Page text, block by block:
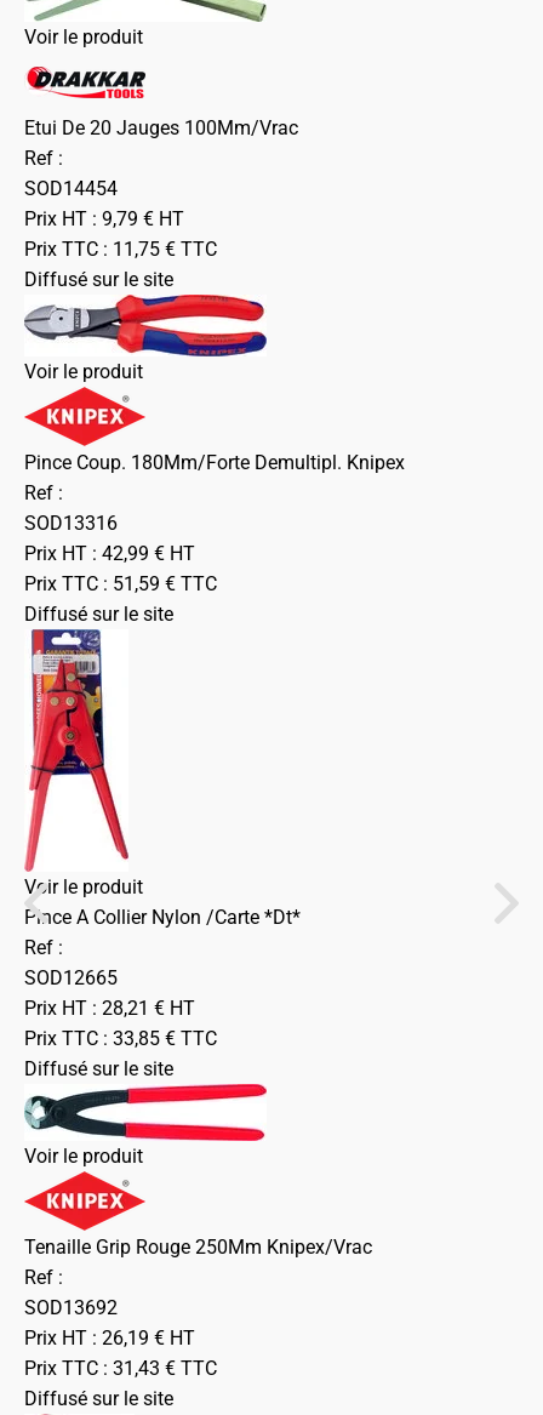
Voir le produit
Etui De 20 Jauges 100Mm/Vrac
Ref :
SOD14454
Prix HT : 9,79 € HT
Prix TTC : 11,75 € TTC
Diffusé sur le site
Voir le produit
Pince Coup. 180Mm/Forte Demultipl. Knipex
Ref :
SOD13316
Prix HT : 42,99 € HT
Prix TTC : 51,59 € TTC
Diffusé sur le site
Voir le produit
Pince A Collier Nylon /Carte *Dt*
Ref :
SOD12665
Prix HT : 28,21 € HT
Prix TTC : 33,85 € TTC
Diffusé sur le site
Voir le produit
Tenaille Grip Rouge 250Mm Knipex/Vrac
Ref :
SOD13692
Prix HT : 26,19 € HT
Prix TTC : 31,43 € TTC
Diffusé sur le site